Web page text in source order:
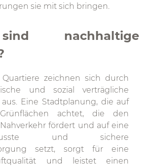
sie mit sich bringen.
nachhaltige
Quartiere zeichnen sich durch
und sozial verträgliche
Eine Stadtplanung, die auf
achtet, die den
fördert und auf eine
und sichere
setzt, sorgt für eine
und leistet einen